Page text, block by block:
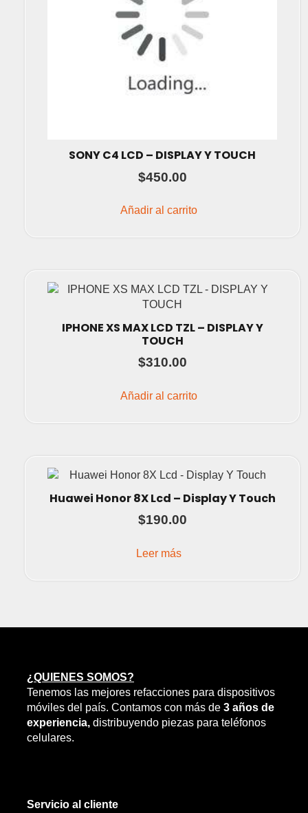
SONY C4 LCD – DISPLAY Y TOUCH
$450.00
Añadir al carrito
IPHONE XS MAX LCD TZL – DISPLAY Y
TOUCH
$310.00
Añadir al carrito
Huawei Honor 8X Lcd – Display Y Touch
$190.00
Leer más
¿QUIENES SOMOS?
Tenemos las mejores refacciones para dispositivos
móviles del país. Contamos con más de 3 años de
experiencia, distribuyendo piezas para teléfonos
celulares.
Servicio al cliente